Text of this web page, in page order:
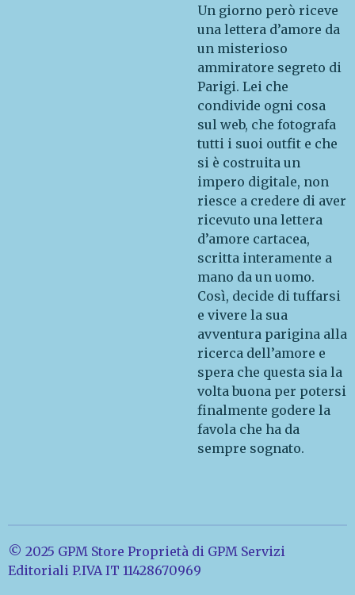
Un giorno però riceve
una lettera d’amore da
un misterioso
ammiratore segreto di
Parigi. Lei che
condivide ogni cosa
sul web, che fotografa
tutti i suoi outfit e che
si è costruita un
impero digitale, non
riesce a credere di aver
ricevuto una lettera
d’amore cartacea,
scritta interamente a
mano da un uomo.
Così, decide di tuffarsi
e vivere la sua
avventura parigina alla
ricerca dell’amore e
spera che questa sia la
volta buona per potersi
finalmente godere la
favola che ha da
sempre sognato.
© 2025 GPM Store Proprietà di GPM Servizi
Editoriali P.IVA IT 11428670969